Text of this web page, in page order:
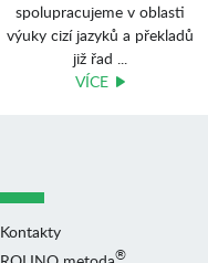
spolupracujeme v oblasti
výuky cizí jazyků a překladů
již řad ...
VÍCE
Kontakty
®